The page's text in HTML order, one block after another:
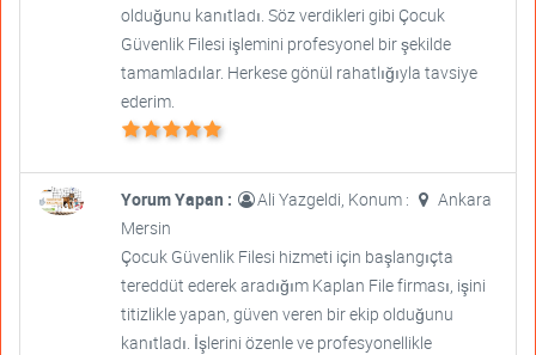
olduğunu kanıtladı. Söz verdikleri gibi Çocuk
Güvenlik Filesi işlemini profesyonel bir şekilde
tamamladılar. Herkese gönül rahatlığıyla tavsiye
ederim.
Yorum Yapan : Ali Yazgeldi, Konum :
Ankara
Mersin
Çocuk Güvenlik Filesi hizmeti için başlangıçta
tereddüt ederek aradığım Kaplan File firması, işini
titizlikle yapan, güven veren bir ekip olduğunu
kanıtladı. İşlerini özenle ve profesyonellikle